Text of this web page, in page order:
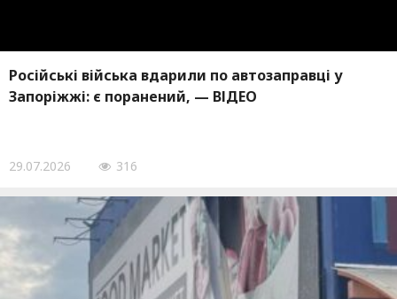
Російські війська вдарили по автозаправці у
Запоріжжі: є поранений, — ВІДЕО
29.07.2026 316